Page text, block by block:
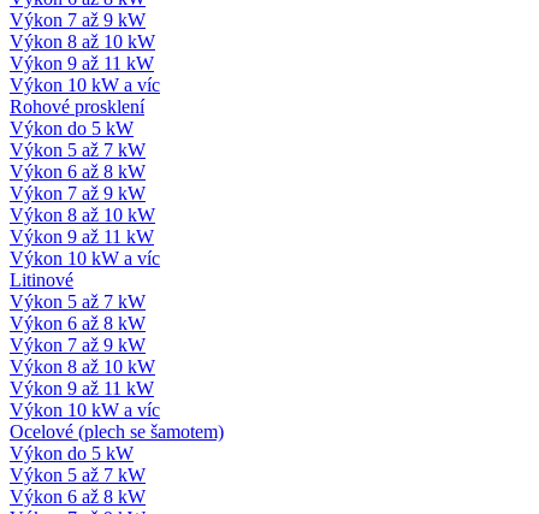
Výkon 7 až 9 kW
Výkon 8 až 10 kW
Výkon 9 až 11 kW
Výkon 10 kW a víc
Rohové prosklení
Výkon do 5 kW
Výkon 5 až 7 kW
Výkon 6 až 8 kW
Výkon 7 až 9 kW
Výkon 8 až 10 kW
Výkon 9 až 11 kW
Výkon 10 kW a víc
Litinové
Výkon 5 až 7 kW
Výkon 6 až 8 kW
Výkon 7 až 9 kW
Výkon 8 až 10 kW
Výkon 9 až 11 kW
Výkon 10 kW a víc
Ocelové (plech se šamotem)
Výkon do 5 kW
Výkon 5 až 7 kW
Výkon 6 až 8 kW